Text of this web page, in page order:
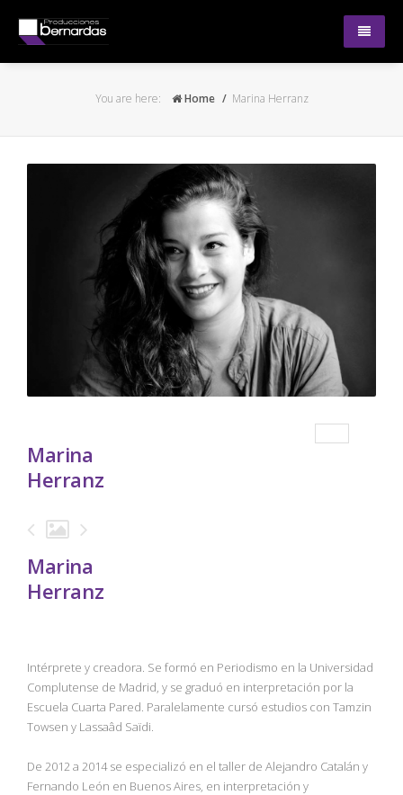
You are here: Home Marina Herranz
Marina
Herranz
Marina
Herranz
Intérprete y creadora. Se formó en Periodismo en la Universidad
Complutense de Madrid, y se graduó en interpretación por la
Escuela Cuarta Pared. Paralelamente cursó estudios con Tamzin
Towsen y Lassaâd Saïdi.
De 2012 a 2014 se especializó en el taller de Alejandro Catalán y
Fernando León en Buenos Aires, en interpretación y